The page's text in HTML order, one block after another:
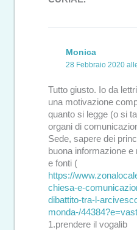
Monica
28 Febbraio 2020
Tutto giusto. Io da
una motivazione
quanto si legge (o si
organi di
Sede, sapere dei
buona informazione
e fonti (
https://
chiesa-e-
dibattito-tra-l-
monda-/
1.prendere il vogalib